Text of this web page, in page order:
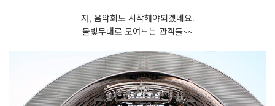
자, 음악회도 시작해야되겠네요.
물빛무대로 모여드는 관객들~~